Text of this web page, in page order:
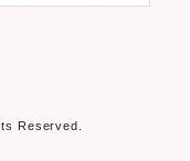
Reserved.